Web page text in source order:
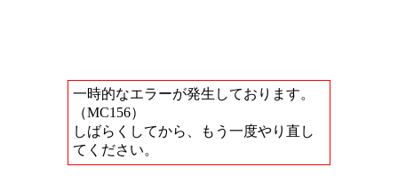
一時的なエラーが発生しております。
（MC156）
しばらくしてから、もう一度やり直し
てください。